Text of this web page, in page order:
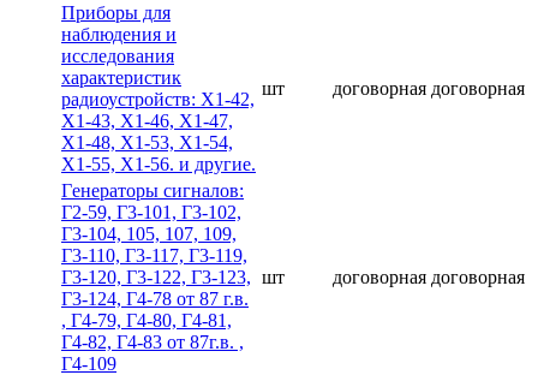
Приборы для
наблюдения и
исследования
характеристик
радиоустройств: Х1-42,
Х1-43, Х1-46, Х1-47,
Х1-48, Х1-53, Х1-54,
Х1-55, Х1-56. и другие.
шт договорная договорная
Гeнepaтopы cигнaлoв:
Г2-59, Г3-101, Г3-102,
Г3-104, 105, 107, 109,
Г3-110, Г3-117, Г3-119,
Г3-120, Г3-122, Г3-123,
Г3-124, Г4-78 от 87 г.в.
, Г4-79, Г4-80, Г4-81,
Г4-82, Г4-83 от 87г.в. ,
Г4-109
шт договорная договорная